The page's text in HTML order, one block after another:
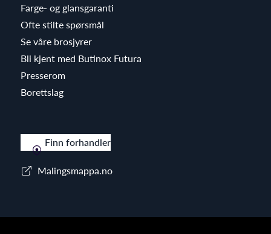
Farge- og glansgaranti
Ofte stilte spørsmål
Se våre brosjyrer
Bli kjent med Butinox Futura
Presserom
Borettslag
Finn forhandler
Malingsmappa.no